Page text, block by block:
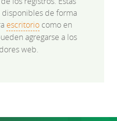
de forma
escritorio como en
agregarse a los
web.